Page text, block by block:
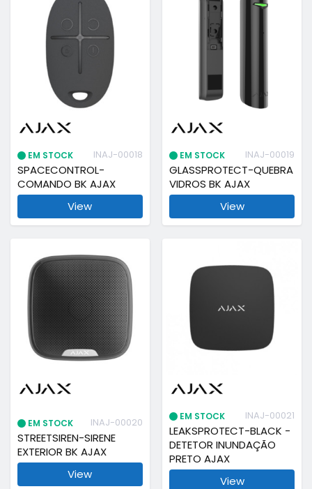
EM STOCK INAJ-00018
SPACECONTROL-
COMANDO BK AJAX
View
EM STOCK INAJ-00019
GLASSPROTECT-QUEBRA
VIDROS BK AJAX
View
EM STOCK INAJ-00020
STREETSIREN-SIRENE
EXTERIOR BK AJAX
View
EM STOCK INAJ-00021
LEAKSPROTECT-BLACK -
DETETOR INUNDAÇÃO
PRETO AJAX
View